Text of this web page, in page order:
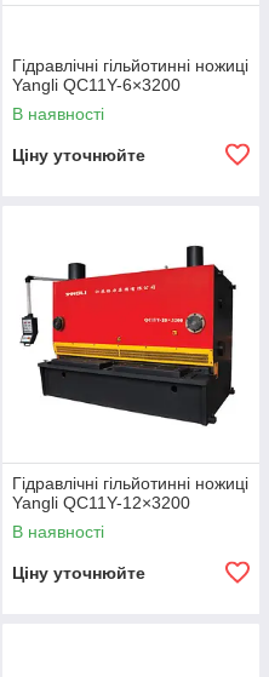
Гідравлічні гільйотинні ножиці
Yangli QC11Y-6×3200
В наявності
Ціну уточнюйте
Гідравлічні гільйотинні ножиці
Yangli QC11Y-12×3200
В наявності
Ціну уточнюйте